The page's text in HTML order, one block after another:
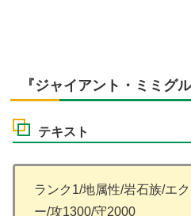
『ジャイアント・ミミグル
テキスト
ランク1/地属性/岩石族/エ
ー/攻1300/守2000